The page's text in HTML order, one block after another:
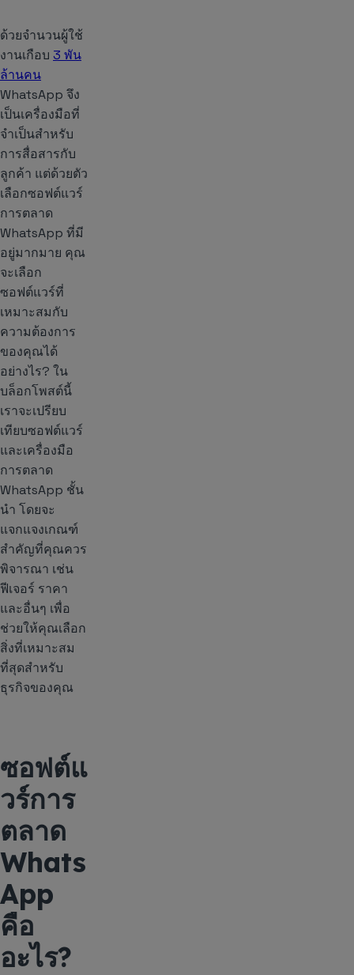
ด้วยจำนวนผู้ใช้
งานเกือบ 3 พัน
ล้านคน
WhatsApp จึง
เป็นเครื่องมือที่
จำเป็นสำหรับ
การสื่อสารกับ
ลูกค้า แต่ด้วยตัว
เลือกซอฟต์แวร์
การตลาด
WhatsApp ที่มี
อยู่มากมาย คุณ
จะเลือก
ซอฟต์แวร์ที่
เหมาะสมกับ
ความต้องการ
ของคุณได้
อย่างไร? ใน
บล็อกโพสต์นี้
เราจะเปรียบ
เทียบซอฟต์แวร์
และเครื่องมือ
การตลาด
WhatsApp ชั้น
นำ โดยจะ
แจกแจงเกณฑ์
สำคัญที่คุณควร
พิจารณา เช่น
ฟีเจอร์ ราคา
และอื่นๆ เพื่อ
ช่วยให้คุณเลือก
สิ่งที่เหมาะสม
ที่สุดสำหรับ
ธุรกิจของคุณ
ซอฟต์แ
วร์การ
ตลาด
Whats
App
คือ
อะไร?